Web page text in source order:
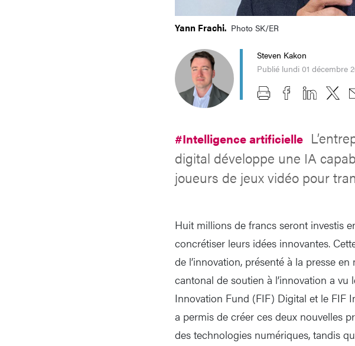
Yann Frachi. Photo SK/ER
Steven Kakon
Publié lundi 01 décembre
#Intelligence artificielle
digital développe une IA
joueurs de jeux vidéo pour
Huit millions de francs seront investis
concrétiser leurs idées innovantes.
de l’innovation, présenté à la presse
cantonal de soutien à l’innovation a
Innovation Fund (FIF) Digital et le FIF
a permis de créer ces deux nouvelles
des technologies numériques, tandis